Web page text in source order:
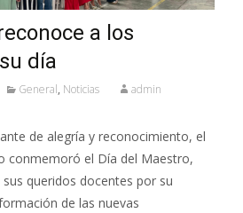
a los
día
General, Noticias admin
de alegría y reconocimiento, el
conmemoró el Día del Maestro,
queridos docentes por su
de las nuevas